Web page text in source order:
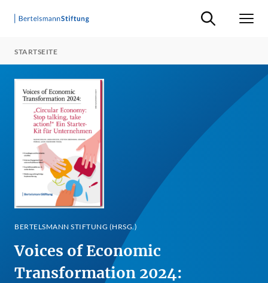
Suche ein-/
STARTSEITE
BERTELSMANN STIFTUNG (HRSG.)
Voices of Economic
Transformation 2024: